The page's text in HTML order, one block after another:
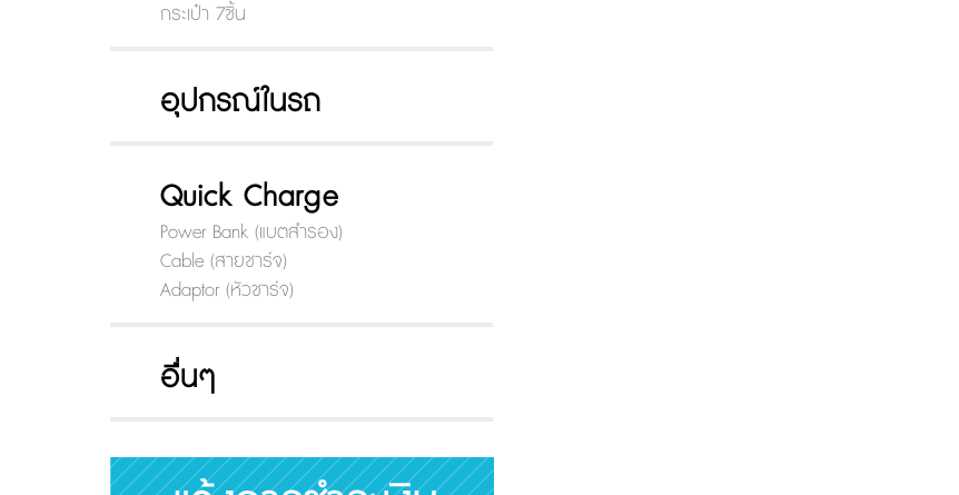
กระเป๋า 7ชิ้น
อุปกรณ์ในรถ
Quick Charge
Power Bank (แบตสำรอง)
Cable (สายชาร์จ)
Adaptor (หัวชาร์จ)
อื่นๆ